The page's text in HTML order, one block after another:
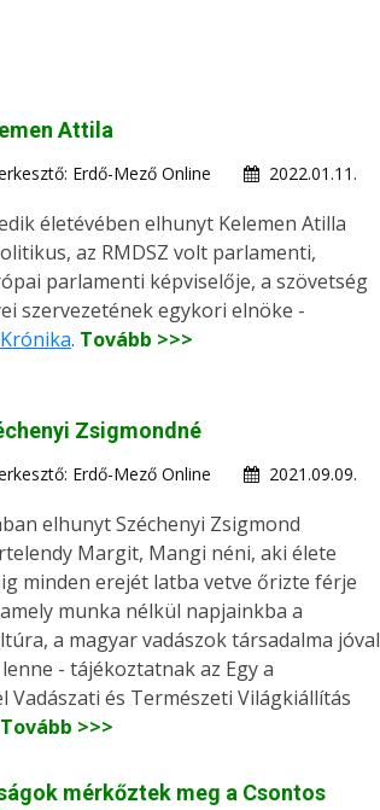
Attila
Erdő-Mező Online 2022.01.11.
életévében elhunyt Kelemen Atilla
az RMDSZ volt parlamenti,
parlamenti képviselője, a szövetség
szervezetének egykori elnöke -
Krónika. Tovább >>>
Zsigmondné
Erdő-Mező Online 2021.09.09.
elhunyt Széchenyi Zsigmond
Margit, Mangi néni, aki élete
minden erejét latba vetve őrizte férje
munka nélkül napjainkba a
a magyar vadászok társadalma jóval
- tájékoztatnak az Egy a
Vadászati és Természeti Világkiállítás
Tovább >>>
mérkőztek meg a Csontos